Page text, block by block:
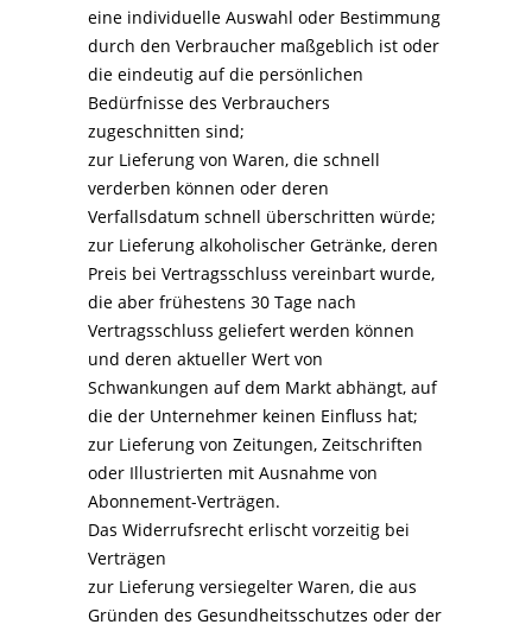
eine individuelle Auswahl oder Bestimmung
durch den Verbraucher maßgeblich ist oder
die eindeutig auf die persönlichen
Bedürfnisse des Verbrauchers
zugeschnitten sind;
zur Lieferung von Waren, die schnell
verderben können oder deren
Verfallsdatum schnell überschritten würde;
zur Lieferung alkoholischer Getränke, deren
Preis bei Vertragsschluss vereinbart wurde,
die aber frühestens 30 Tage nach
Vertragsschluss geliefert werden können
und deren aktueller Wert von
Schwankungen auf dem Markt abhängt, auf
die der Unternehmer keinen Einfluss hat;
zur Lieferung von Zeitungen, Zeitschriften
oder Illustrierten mit Ausnahme von
Abonnement-Verträgen.
Das Widerrufsrecht erlischt vorzeitig bei
Verträgen
zur Lieferung versiegelter Waren, die aus
Gründen des Gesundheitsschutzes oder der